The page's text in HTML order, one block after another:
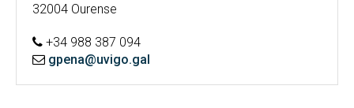
32004 Ourense
+34 988 387 094
gpena@uvigo.gal